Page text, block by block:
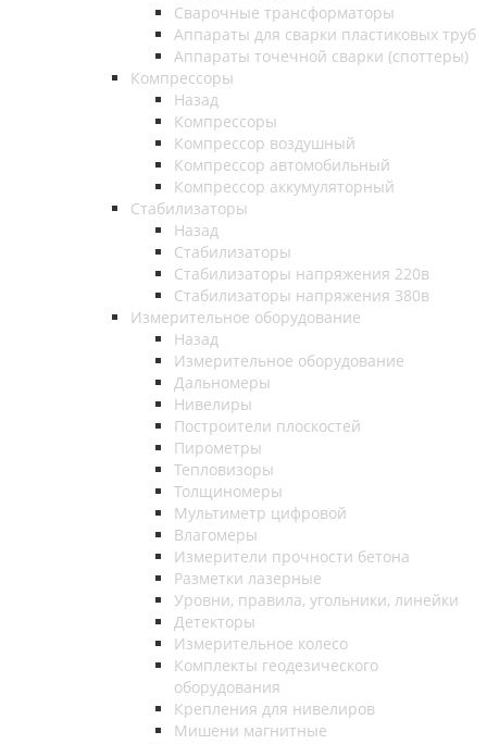
Сварочные трансформаторы
Аппараты для сварки пластиковых труб
Аппараты точечной сварки (споттеры)
Компрессоры
Назад
Компрессоры
Компрессор воздушный
Компрессор автомобильный
Компрессор аккумуляторный
Стабилизаторы
Назад
Стабилизаторы
Стабилизаторы напряжения 220в
Стабилизаторы напряжения 380в
Измерительное оборудование
Назад
Измерительное оборудование
Дальномеры
Нивелиры
Построители плоскостей
Пирометры
Тепловизоры
Толщиномеры
Мультиметр цифровой
Влагомеры
Измерители прочности бетона
Разметки лазерные
Уровни, правила, угольники, линейки
Детекторы
Измерительное колесо
Комплекты геодезического
оборудования
Крепления для нивелиров
Мишени магнитные